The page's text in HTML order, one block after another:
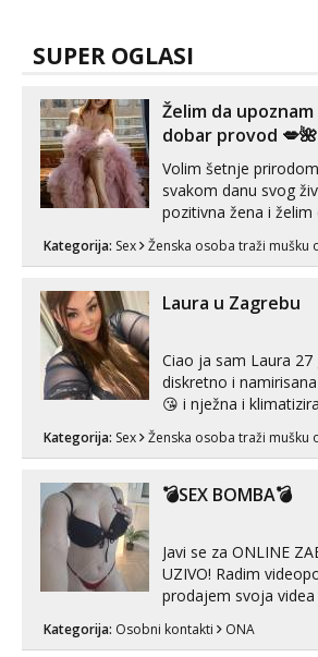
SUPER OGLASI
Želim da
dobar provod 💋🌺
Volim šetnje
svakom danu svog
pozitivna žena i želim
može i nešto više.💋🌺
Kategorija: Sex Ženska osoba traži mušku
Laura u Zagrebu
Ciao ja sam Laura 27
diskretno i
😘 i nježna i
Pusenje i gutanje
tijelu Iskljucivo neradim analni !!! I
Kategorija: Sex Ženska osoba traži mušku
💣SEX BOMBA💣
Javi se za ONLINE
UZIVO! Radim videopozive, dopisivanja,
prodajem svoja videa i
Telegram. +385
Kategorija: Osobni kontakti ONA